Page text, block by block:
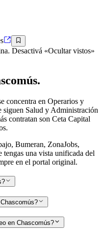
Desactivá «Ocultar vistos»
.
concentra en Operarios y
siguen Salud y Administración
contratan son Ceta Capital
Bumeran, ZonaJobs,
una vista unificada del
en el portal original.
en Chascomús?